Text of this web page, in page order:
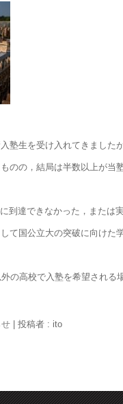
塾生を受け入れてきまし
のの，結局は半数以上が当
到達できなかった，または
て国公立大の突破に向け
の高校で入塾を希望され
投稿者 : ito